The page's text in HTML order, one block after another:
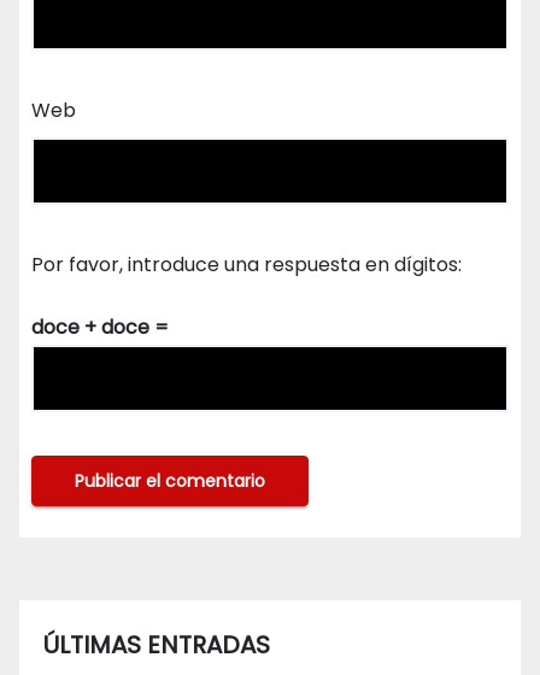
Web
Por favor, introduce una respuesta en dígitos:
doce + doce =
ÚLTIMAS ENTRADAS